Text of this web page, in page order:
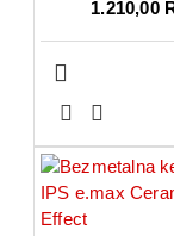
1.210,00